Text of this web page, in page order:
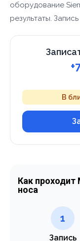
оборудование
результаты.
В
Как
носа
1
Запись